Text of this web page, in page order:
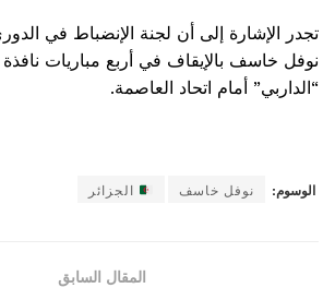
تجدر الإشارة إلى أن لجنة الإنضباط في
نوفل خاسف بالإيقاف في أربع مباريات
“الداربي” أمام اتحاد العاصمة.
الوسوم: نوفل خاسف الجزائر
المقال السابق